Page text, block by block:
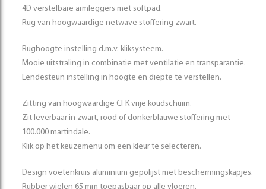
4D verstelbare armleggers met softpad.
Rug van hoogwaardige netwave stoffering zwart.
Rughoogte instelling d.m.v. kliksysteem.
Mooie uitstraling in combinatie met ventilatie en transparantie.
Lendesteun instelling in hoogte en diepte te verstellen.
Zitting van hoogwaardige CFK vrije koudschuim.
Zit leverbaar in zwart, rood of donkerblauwe stoffering met
100.000 martindale.
Klik op het keuzemenu om een kleur te selecteren.
Design voetenkruis aluminium gepolijst met beschermingskapjes.
Rubber wielen 65 mm toepasbaar op alle vloeren.